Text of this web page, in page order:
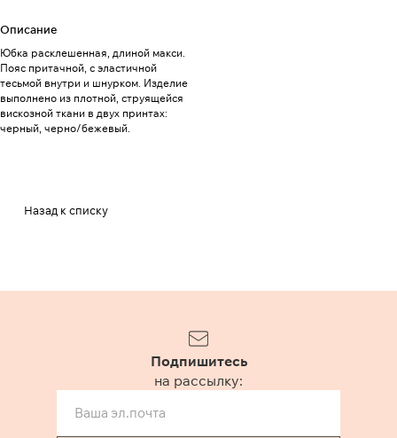
Описание
Юбка расклешенная, длиной макси.
Пояс притачной, с эластичной
тесьмой внутри и шнурком. Изделие
выполнено из плотной, струящейся
вискозной ткани в двух принтах:
черный, черно/бежевый.
Назад к списку
Подпишитесь
на рассылку: